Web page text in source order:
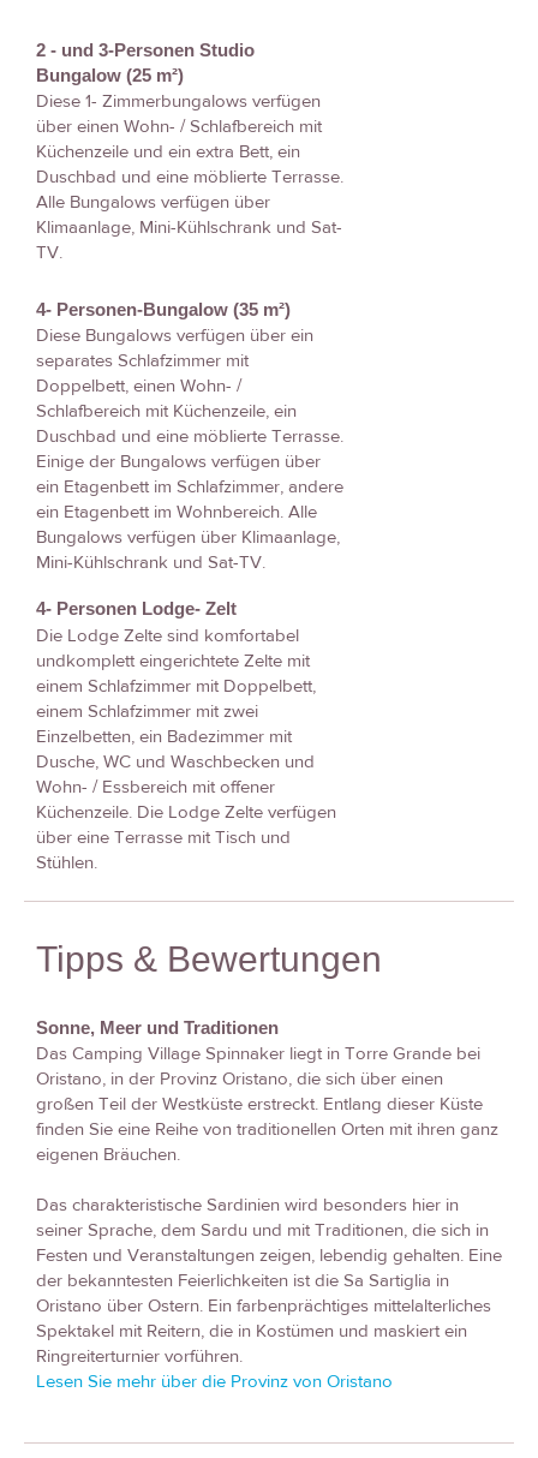
2 - und 3-Personen Studio
Bungalow (25 m²)
Diese 1- Zimmerbungalows verfügen
über einen Wohn- / Schlafbereich mit
Küchenzeile und ein extra Bett, ein
Duschbad und eine möblierte Terrasse.
Alle Bungalows verfügen über
Klimaanlage, Mini-Kühlschrank und Sat-
TV.
4- Personen-Bungalow (35 m²)
Diese Bungalows verfügen über ein
separates Schlafzimmer mit
Doppelbett, einen Wohn- /
Schlafbereich mit Küchenzeile, ein
Duschbad und eine möblierte Terrasse.
Einige der Bungalows verfügen über
ein Etagenbett im Schlafzimmer, andere
ein Etagenbett im Wohnbereich. Alle
Bungalows verfügen über Klimaanlage,
Mini-Kühlschrank und Sat-TV.
4- Personen Lodge- Zelt
Die Lodge Zelte sind komfortabel
undkomplett eingerichtete Zelte mit
einem Schlafzimmer mit Doppelbett,
einem Schlafzimmer mit zwei
Einzelbetten, ein Badezimmer mit
Dusche, WC und Waschbecken und
Wohn- / Essbereich mit offener
Küchenzeile. Die Lodge Zelte verfügen
über eine Terrasse mit Tisch und
Stühlen.
Tipps & Bewertungen
Sonne, Meer und Traditionen
Das Camping Village Spinnaker liegt in Torre Grande bei
Oristano, in der Provinz Oristano, die sich über einen
großen Teil der Westküste erstreckt. Entlang dieser Küste
finden Sie eine Reihe von traditionellen Orten mit ihren ganz
eigenen Bräuchen.
Das charakteristische Sardinien wird besonders hier in
seiner Sprache, dem Sardu und mit Traditionen, die sich in
Festen und Veranstaltungen zeigen, lebendig gehalten. Eine
der bekanntesten Feierlichkeiten ist die Sa Sartiglia in
Oristano über Ostern. Ein farbenprächtiges mittelalterliches
Spektakel mit Reitern, die in Kostümen und maskiert ein
Ringreiterturnier vorführen.
Lesen Sie mehr über die Provinz von Oristano